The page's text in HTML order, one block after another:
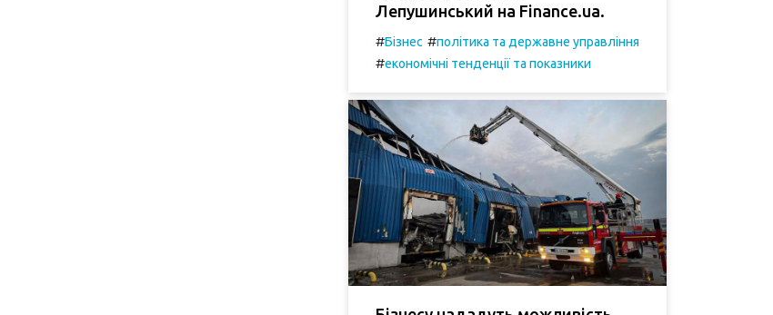
Лепушинський на Finance.ua.
#Бізнес #політика та державне управління
#економічні тенденції та показники